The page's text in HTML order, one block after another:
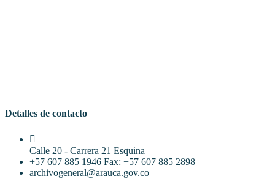
Detalles de contacto
Calle 20 - Carrera 21 Esquina
+57 607 885 1946 Fax: +57 607 885 2898
archivogeneral@arauca.gov.co